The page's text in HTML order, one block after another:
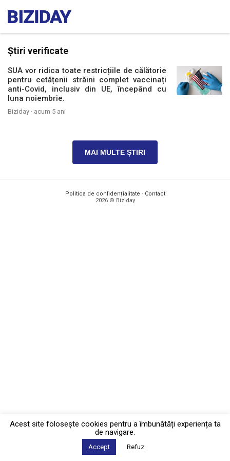
Știri verificate
SUA vor ridica toate restricțiile de călătorie
pentru cetățenii străini complet vaccinați
anti-Covid, inclusiv din UE, începând cu
luna noiembrie.
Biziday · acum 5 ani
MAI MULTE ȘTIRI
Politica de confidențialitate · Contact
2026 © Biziday
Acest site foloseşte cookies pentru a îmbunătăți experiența ta
de navigare.
Accept Refuz